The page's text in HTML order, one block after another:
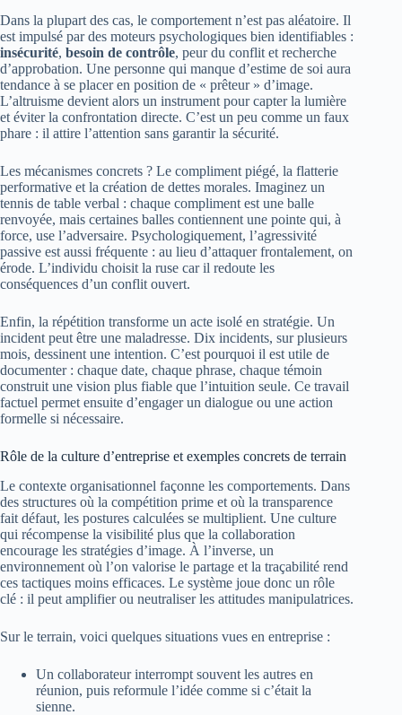
Dans la plupart des cas, le comportement n’est pas aléatoire. Il
est impulsé par des moteurs psychologiques bien identifiables :
insécurité, besoin de contrôle, peur du conflit et recherche
d’approbation. Une personne qui manque d’estime de soi aura
tendance à se placer en position de « prêteur » d’image.
L’altruisme devient alors un instrument pour capter la lumière
et éviter la confrontation directe. C’est un peu comme un faux
phare : il attire l’attention sans garantir la sécurité.
Les mécanismes concrets ? Le compliment piégé, la flatterie
performative et la création de dettes morales. Imaginez un
tennis de table verbal : chaque compliment est une balle
renvoyée, mais certaines balles contiennent une pointe qui, à
force, use l’adversaire. Psychologiquement, l’agressivité
passive est aussi fréquente : au lieu d’attaquer frontalement, on
érode. L’individu choisit la ruse car il redoute les
conséquences d’un conflit ouvert.
Enfin, la répétition transforme un acte isolé en stratégie. Un
incident peut être une maladresse. Dix incidents, sur plusieurs
mois, dessinent une intention. C’est pourquoi il est utile de
documenter : chaque date, chaque phrase, chaque témoin
construit une vision plus fiable que l’intuition seule. Ce travail
factuel permet ensuite d’engager un dialogue ou une action
formelle si nécessaire.
Rôle de la culture d’entreprise et exemples concrets de terrain
Le contexte organisationnel façonne les comportements. Dans
des structures où la compétition prime et où la transparence
fait défaut, les postures calculées se multiplient. Une culture
qui récompense la visibilité plus que la collaboration
encourage les stratégies d’image. À l’inverse, un
environnement où l’on valorise le partage et la traçabilité rend
ces tactiques moins efficaces. Le système joue donc un rôle
clé : il peut amplifier ou neutraliser les attitudes manipulatrices.
Sur le terrain, voici quelques situations vues en entreprise :
Un collaborateur interrompt souvent les autres en
réunion, puis reformule l’idée comme si c’était la
sienne.